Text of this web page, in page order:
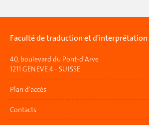
Faculté de traduction et d'interprétation
40, boulevard du Pont-d'Arve
1211 GENEVE 4 - SUISSE
Plan d'accès
Contacts